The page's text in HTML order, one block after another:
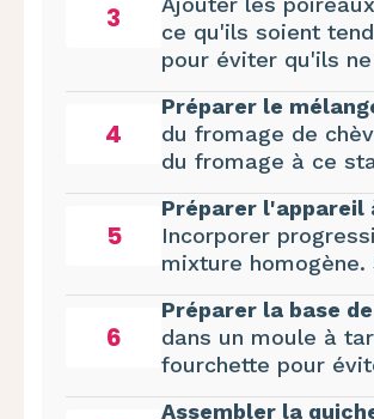
3
ce qu'ils soient
pour éviter qu'ils
4
Préparer le
du fromage de
du fromage à ce
5
Préparer l'appareil
Incorporer
mixture
6
Préparer la base
dans un moule à
fourchette pour
Assembler la